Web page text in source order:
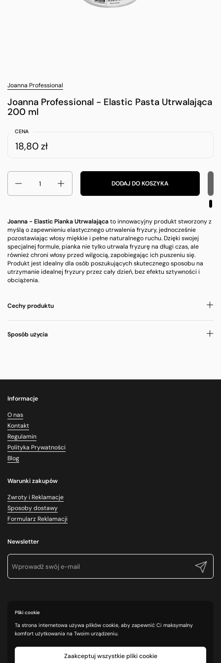
Joanna Professional
Joanna Professional - Elastic Pasta Utrwalająca
200 ml
CENA
18,80 zł
Ilość
DODAJ DO KOSZYKA
Joanna - Elastic Pianka Utrwalającato innowacyjny produkt stworzony z
myślą o zapewnieniu elastycznego utrwalenia fryzury, jednocześnie
pozostawiając włosy miękkie i pełne naturalnego ruchu. Dzięki swojej
specjalnej formule, pianka nie tylko utrwala fryzurę na długi czas, ale
również chroni włosy przed wilgocią, zapobiegając ich puszeniu się.
Produkt jest idealny dla osób poszukujących skutecznego sposobu na
utrzymanie idealnej fryzury przez cały dzień, bez efektu sztywności i
obciążenia.
Cechy produktu
Sposób użycia
Informacje
O nas
Kontakt
Regulamin
Polityka Prywatności
Blog
Warunki zakupów
Zwroty i Reklamacje
Sposoby dostawy
Formularz Reklamacji
Newsletter
Prześlij
Pliki cookie
Ta strona internetowa używa plików cookie, aby zapewnić Ci maksymalny
komfort użytkowania na Twoim urządzeniu.
Zaakceptuj wszystkie pliki cookie